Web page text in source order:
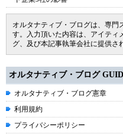
オルタナティブ・ブログは、専門
す。入力頂いた内容は、アイティ
グ、及び本記事執筆会社に提供さ
オルタナティブ・ブログ
オルタナティブ・ブログ憲章
利用規約
プライバシーポリシー